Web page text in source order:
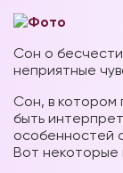
Сон о
неприятные
Сон, в котором
быть
особенностей
Вот некоторые